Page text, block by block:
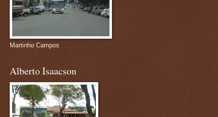
Martinho Campos
Alberto Isaacson